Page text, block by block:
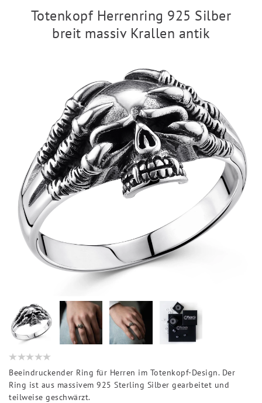
Totenkopf Herrenring 925 Silber
breit massiv Krallen antik
Beeindruckender Ring für Herren im Totenkopf-Design. Der
Ring ist aus massivem 925 Sterling Silber gearbeitet und
teilweise geschwärzt.